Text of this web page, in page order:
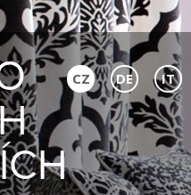
CZ DE IT